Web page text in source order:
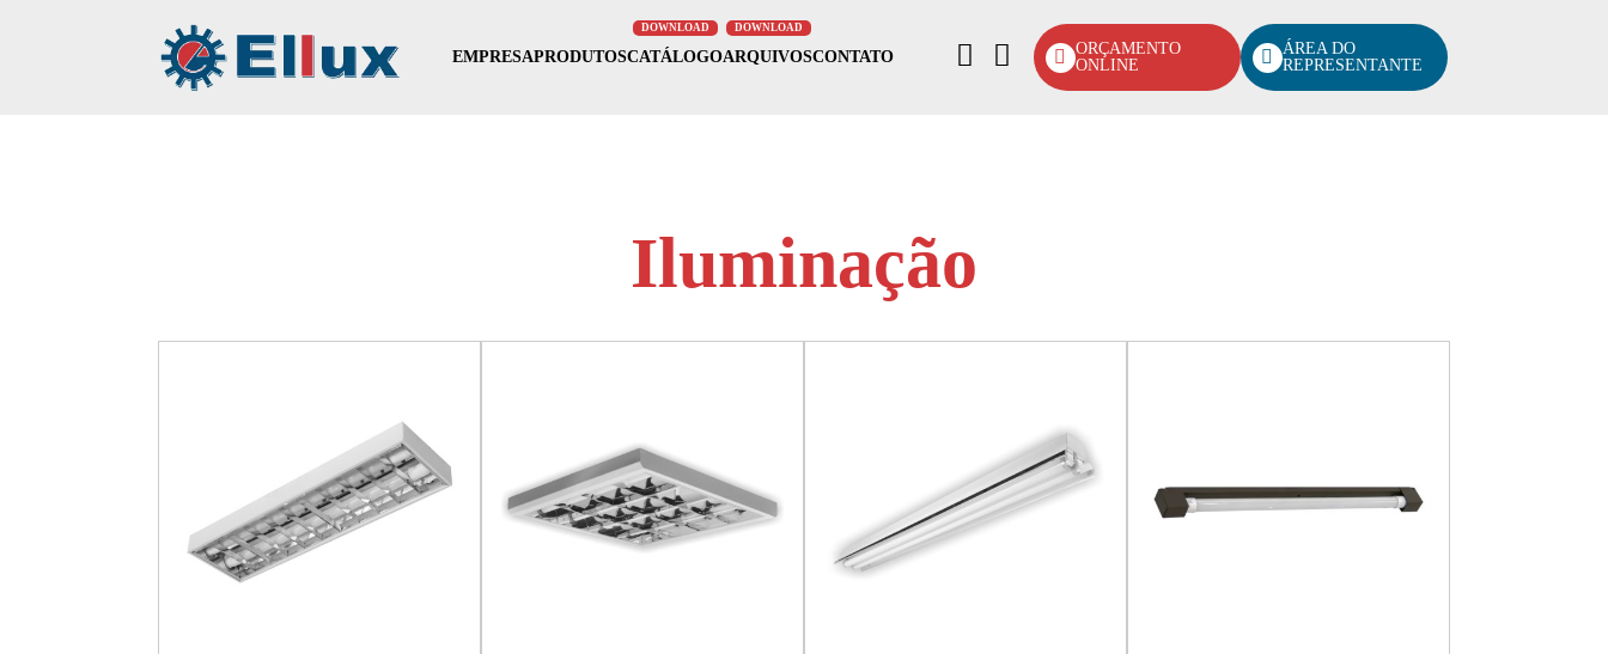
EMPRESAPRODUTOSCATÁLOGOARQUIVOSCONTATO
ORÇAMENTO
ONLINE
ÁREA DO
REPRESENTANTE
Iluminação